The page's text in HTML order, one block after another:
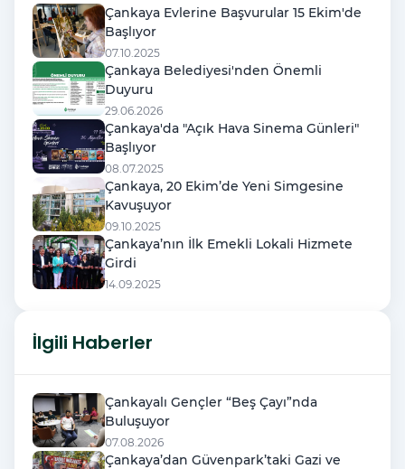
Çankaya Evlerine Başvurular 15 Ekim'de
Başlıyor
07.10.2025
Çankaya Belediyesi'nden Önemli
Duyuru
29.06.2026
Çankaya'da "Açık Hava Sinema Günleri"
Başlıyor
08.07.2025
Çankaya, 20 Ekim’de Yeni Simgesine
Kavuşuyor
09.10.2025
Çankaya’nın İlk Emekli Lokali Hizmete
Girdi
14.09.2025
İlgili Haberler
Çankayalı Gençler “Beş Çayı”nda
Buluşuyor
07.08.2026
Çankaya’dan Güvenpark’taki Gazi ve